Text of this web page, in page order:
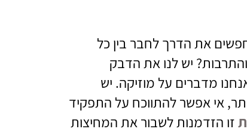
את הדרך לחבר בין כל
יש לנו את הדבק
מדברים על מוזיקה. יש
אי אפשר להתווכח על התפקיד
זו הזדמנות לשבור את המחיצות